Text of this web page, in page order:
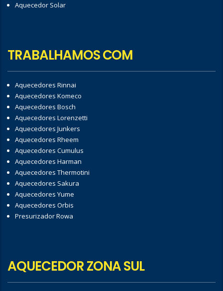
Aquecedor Solar
TRABALHAMOS COM
Aquecedores Rinnai
Aquecedores Komeco
Aquecedores Bosch
Aquecedores Lorenzetti
Aquecedores Junkers
Aquecedores Rheem
Aquecedores Cumulus
Aquecedores Harman
Aquecedores Thermotini
Aquecedores Sakura
Aquecedores Yume
Aquecedores Orbis
Presurizador Rowa
AQUECEDOR ZONA SUL